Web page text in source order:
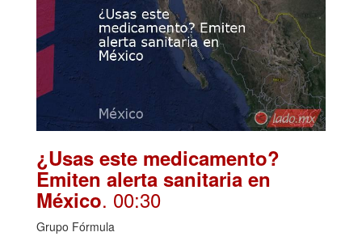
¿Usas este medicamento?
Emiten alerta sanitaria en
México. 00:30
Grupo Fórmula